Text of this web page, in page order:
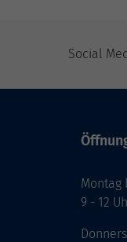
Social
Montag
9 - 12